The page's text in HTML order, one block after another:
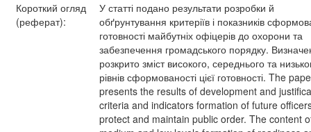
Короткий огляд
(реферат):
У статті подано результати розробки й
обґрунтування критеріїв і показників
готовності майбутніх офіцерів до охорони та
забезпечення громадського порядку.
розкрито зміст високого, середнього та
рівнів сформованості цієї готовності. The
presents the results of development and
criteria and indicators formation of future
protect and maintain public order. The content